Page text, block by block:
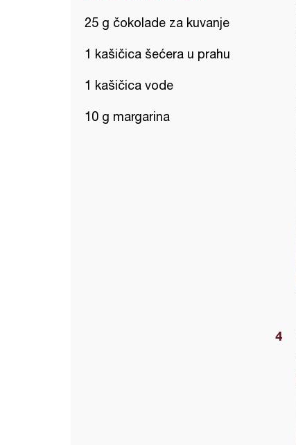
25 g čokolade za kuvanje
1 kašičica šećera u prahu
1 kašičica vode
10 g margarina